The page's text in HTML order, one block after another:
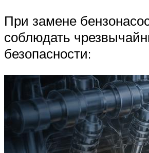
При замене
соблюдать
безопасности: